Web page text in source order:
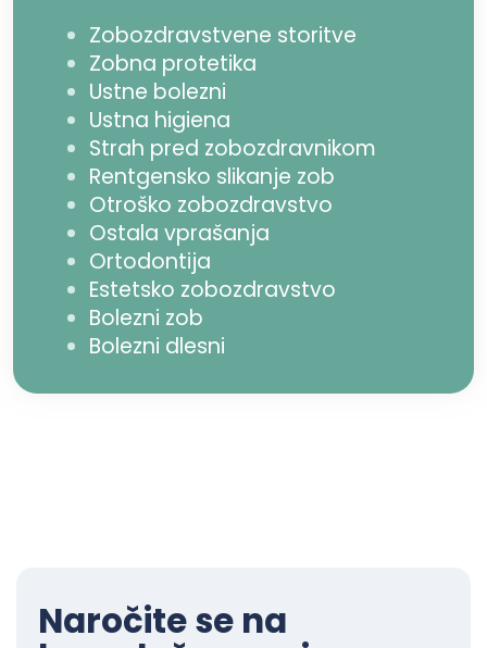
Zobozdravstvene storitve
Zobna protetika
Ustne bolezni
Ustna higiena
Strah pred zobozdravnikom
Rentgensko slikanje zob
Otroško zobozdravstvo
Ostala vprašanja
Ortodontija
Estetsko zobozdravstvo
Bolezni zob
Bolezni dlesni
Naročite se na